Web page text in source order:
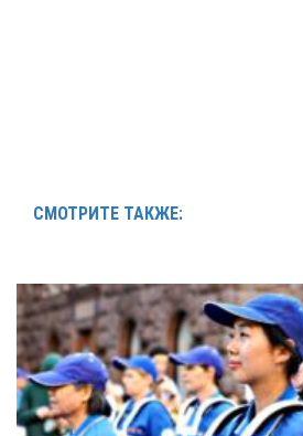
СМОТРИТЕ ТАКЖЕ: